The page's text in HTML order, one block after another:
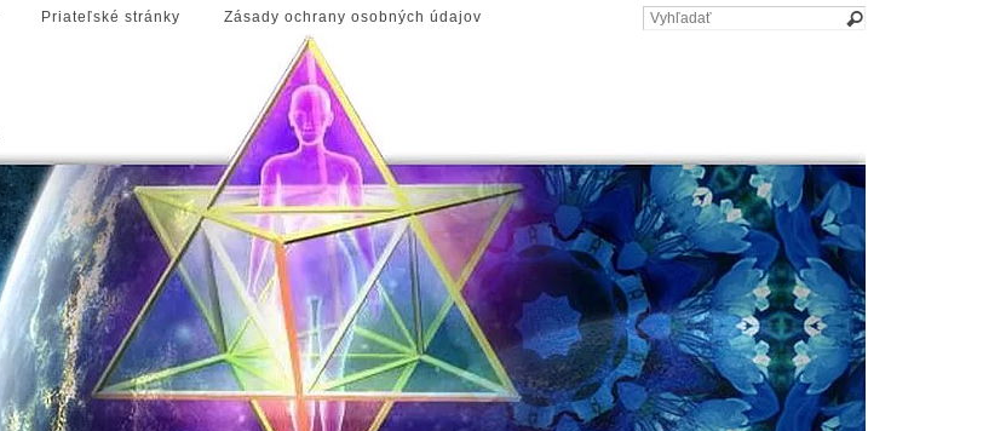
Priateľské stránky Zásady ochrany osobných údajov